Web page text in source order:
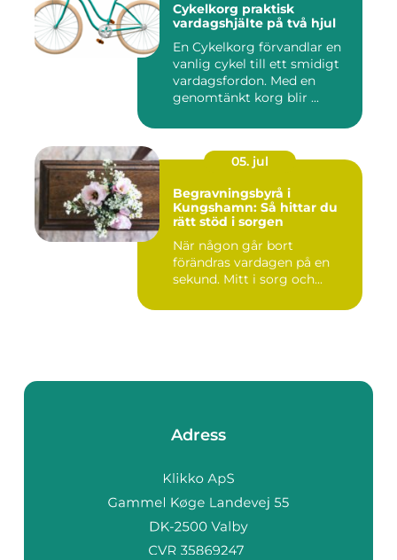
Cykelkorg praktisk
vardagshjälte på två hjul
En Cykelkorg förvandlar en
vanlig cykel till ett smidigt
vardagsfordon. Med en
genomtänkt korg blir ...
05. jul
Begravningsbyrå i
Kungshamn: Så hittar du
rätt stöd i sorgen
När någon går bort
förändras vardagen på en
sekund. Mitt i sorg och...
Adress